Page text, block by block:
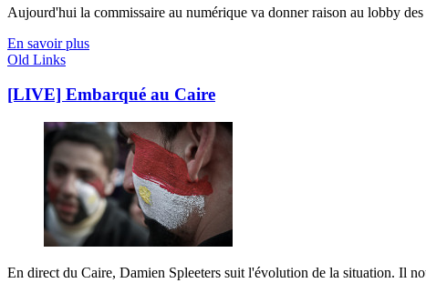
Aujourd'hui la commissaire au numérique va donner raison au lobby
En savoir plus
Old Links
[LIVE] Embarqué au Caire
En direct du Caire, Damien Spleeters suit l'évolution de la situation. Il